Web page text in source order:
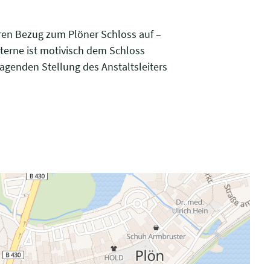
Bezug zum Plöner Schloss auf –
ist motivisch dem Schloss
Stellung des Anstaltsleiters